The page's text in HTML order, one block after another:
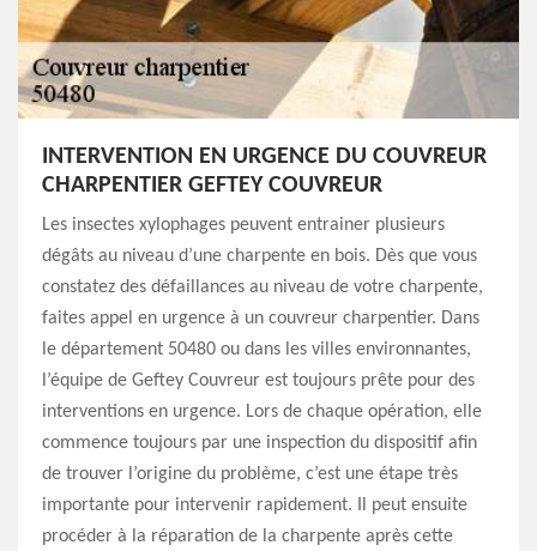
INTERVENTION EN URGENCE DU COUVREUR
CHARPENTIER GEFTEY COUVREUR
Les insectes xylophages peuvent entrainer plusieurs
dégâts au niveau d’une charpente en bois. Dès que vous
constatez des défaillances au niveau de votre charpente,
faites appel en urgence à un couvreur charpentier. Dans
le département 50480 ou dans les villes environnantes,
l’équipe de Geftey Couvreur est toujours prête pour des
interventions en urgence. Lors de chaque opération, elle
commence toujours par une inspection du dispositif afin
de trouver l’origine du problème, c’est une étape très
importante pour intervenir rapidement. Il peut ensuite
procéder à la réparation de la charpente après cette